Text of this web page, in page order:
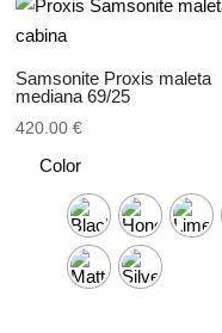
Samsonite Proxis maleta
mediana 69/25
420.00€
Color